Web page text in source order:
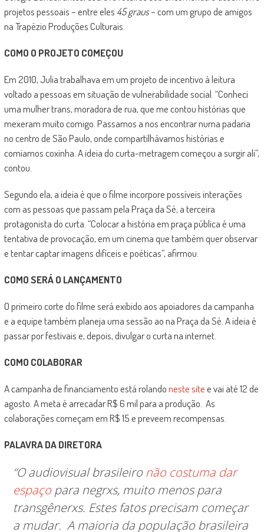
projetos pessoais – entre eles 45 graus– com um grupo de amigos
na Trapézio Produções Culturais.
COMO O PROJETO COMEÇOU
Em 2010, Julia trabalhava em um projeto de incentivo à leitura
voltado a pessoas em situação de vulnerabilidade social. “Conheci
uma mulher trans, moradora de rua, que me contou histórias que
mexeram muito comigo. Passamos a nos encontrar numa padaria
no centro de São Paulo, onde compartilhávamos histórias e
comíamos coxinha. A ideia do curta-metragem começou a surgir ali”,
contou.
Segundo ela, a ideia é que o filme incorpore possíveis interações
com as pessoas que passam pela Praça da Sé, a terceira
protagonista do curta. “Colocar a história em praça pública é uma
tentativa de provocação, em um cinema que também quer observar
e tentar captar imagens difíceis e poéticas”, afirmou.
COMO SERÁ O LANÇAMENTO
O primeiro corte do filme será exibido aos apoiadores da campanha
e a equipe também planeja uma sessão ao na Praça da Sé. A ideia é
passar por festivais e, depois, divulgar o curta na internet.
COMO COLABORAR
A campanha de financiamento está rolandoneste sitee vai até 12 de
agosto. A meta é arrecadar R$ 6 mil para a produção. As
colaborações começam em R$ 15 e preveem recompensas.
PALAVRA DA DIRETORA
“O audiovisual brasileiro não costuma dar
espaçopara negrxs, muito menos para
transgênerxs. Estes fatos precisam começar
a mudar. A maioria da população brasileira